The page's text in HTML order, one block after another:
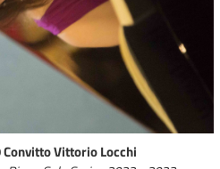
Vittorio Locchi